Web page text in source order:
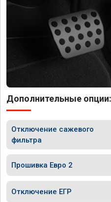
Дополнительные опции:
Отключение сажевого
фильтра
Прошивка Евро 2
Отключение ЕГР